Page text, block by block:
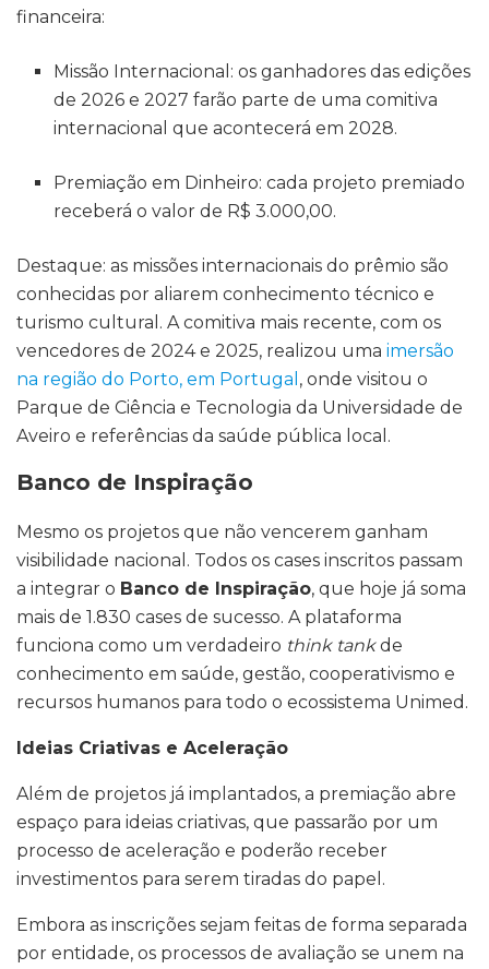
financeira:
Missão Internacional: os ganhadores das edições
de 2026 e 2027 farão parte de uma comitiva
internacional que acontecerá em 2028.
Premiação em Dinheiro: cada projeto premiado
receberá o valor de R$ 3.000,00.
Destaque: as missões internacionais do prêmio são
conhecidas por aliarem conhecimento técnico e
turismo cultural. A comitiva mais recente, com os
vencedores de 2024 e 2025, realizou uma imersão
na região do Porto, em Portugal , onde visitou o
Parque de Ciência e Tecnologia da Universidade de
Aveiro e referências da saúde pública local.
Banco de Inspiração
Mesmo os projetos que não vencerem ganham
visibilidade nacional. Todos os cases inscritos passam
a integrar o Banco de Inspiração, que hoje já soma
mais de 1.830 cases de sucesso. A plataforma
funciona como um verdadeiro think tankde
conhecimento em saúde, gestão, cooperativismo e
recursos humanos para todo o ecossistema Unimed.
Ideias Criativas e Aceleração
Além de projetos já implantados, a premiação abre
espaço para ideias criativas, que passarão por um
processo de aceleração e poderão receber
investimentos para serem tiradas do papel.
Embora as inscrições sejam feitas de forma separada
por entidade, os processos de avaliação se unem na